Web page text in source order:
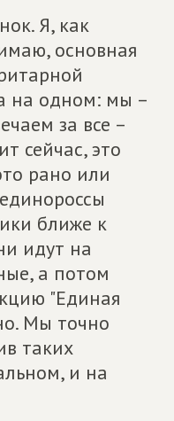
Я, как
основная
на одном: мы –
за все –
сейчас, это
рано или
ближе к
идут на
а потом
"Единая
Мы точно
таких
и на